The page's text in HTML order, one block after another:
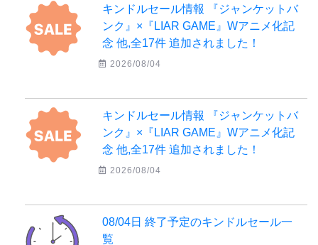
キンドルセール情報 『ジャンケットバ
ンク』×『LIAR GAME』Wアニメ化記
念 他,全17件 追加されました！
2026/08/04
キンドルセール情報 『ジャンケットバ
ンク』×『LIAR GAME』Wアニメ化記
念 他,全17件 追加されました！
2026/08/04
08/04日 終了予定のキンドルセール一
覧